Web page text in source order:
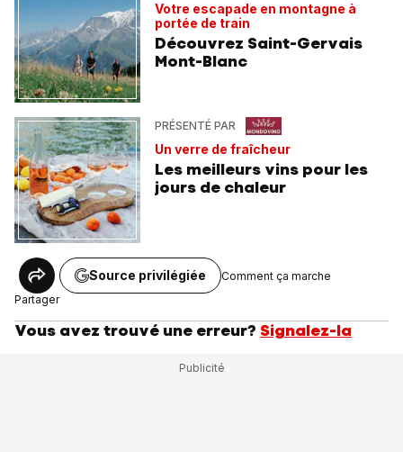
Votre escapade en montagne à
portée de train
Découvrez Saint-Gervais
Mont-Blanc
PRÉSENTÉ PAR
Un verre de fraîcheur
Les meilleurs vins pour les
jours de chaleur
Partager
Source privilégiée Comment ça marche
Vous avez trouvé une erreur? Signalez-la